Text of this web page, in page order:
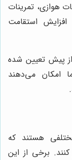
هوازی، تمرینات
افزایش استقامت
از پیش تعیین شده
امکان می‌دهند
هستند که
برخی از این